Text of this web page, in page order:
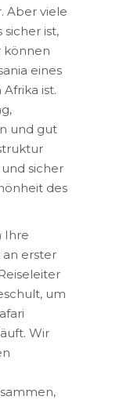
Aber viele
sicher ist,
können
eines
ist.
und gut
sicher
des
Ihre
erster
um
Wir